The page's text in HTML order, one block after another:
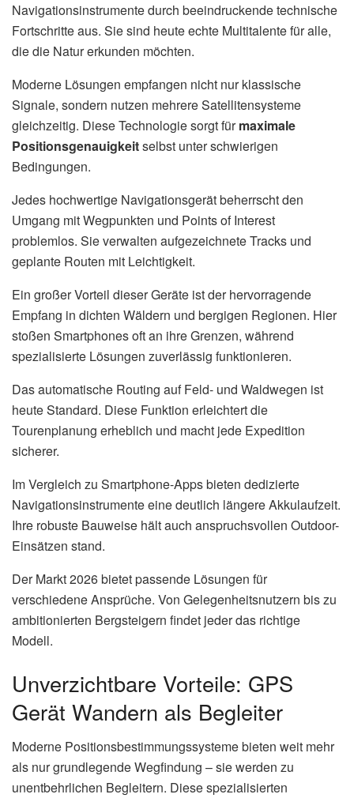
Navigationsinstrumente durch beeindruckende technische
Fortschritte aus. Sie sind heute echte Multitalente für alle,
die die Natur erkunden möchten.
Moderne Lösungen empfangen nicht nur klassische
Signale, sondern nutzen mehrere Satellitensysteme
gleichzeitig. Diese Technologie sorgt fürmaximale
Positionsgenauigkeitselbst unter schwierigen
Bedingungen.
Jedes hochwertige Navigationsgerät beherrscht den
Umgang mit Wegpunkten und Points of Interest
problemlos. Sie verwalten aufgezeichnete Tracks und
geplante Routen mit Leichtigkeit.
Ein großer Vorteil dieser Geräte ist der hervorragende
Empfang in dichten Wäldern und bergigen Regionen. Hier
stoßen Smartphones oft an ihre Grenzen, während
spezialisierte Lösungen zuverlässig funktionieren.
Das automatische Routing auf Feld- und Waldwegen ist
heute Standard. Diese Funktion erleichtert die
Tourenplanung erheblich und macht jede Expedition
sicherer.
Im Vergleich zu Smartphone-Apps bieten dedizierte
Navigationsinstrumente eine deutlich längere Akkulaufzeit.
Ihre robuste Bauweise hält auch anspruchsvollen Outdoor-
Einsätzen stand.
Der Markt 2026 bietet passende Lösungen für
verschiedene Ansprüche. Von Gelegenheitsnutzern bis zu
ambitionierten Bergsteigern findet jeder das richtige
Modell.
Unverzichtbare Vorteile: GPS
Gerät Wandern als Begleiter
Moderne Positionsbestimmungssysteme bieten weit mehr
als nur grundlegende Wegfindung – sie werden zu
unentbehrlichen Begleitern. Diese spezialisierten